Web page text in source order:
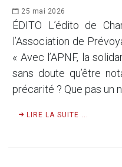
25 mai 2026
ÉDITO L’édito de
l’Association de
« Avec l’APNF, la
sans doute qu’être
précarité ? Que pas un
LIRE LA SUITE ...